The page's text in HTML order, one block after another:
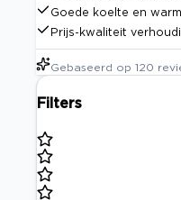
Goede koelte en
Prijs-kwaliteit
Gebaseerd op 120
Filters